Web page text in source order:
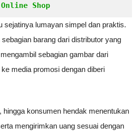
Shop
sejatinya lumayan simpel dan praktis.
barang dari distributor yang
sebagian gambar dari
media promosi dengan diberi
hingga konsumen hendak menentukan
mengirimkan uang sesuai dengan